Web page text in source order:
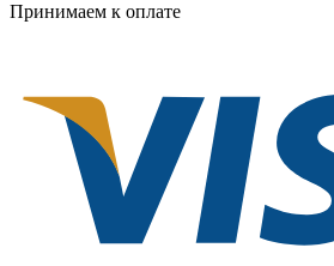
Принимаем к оплате